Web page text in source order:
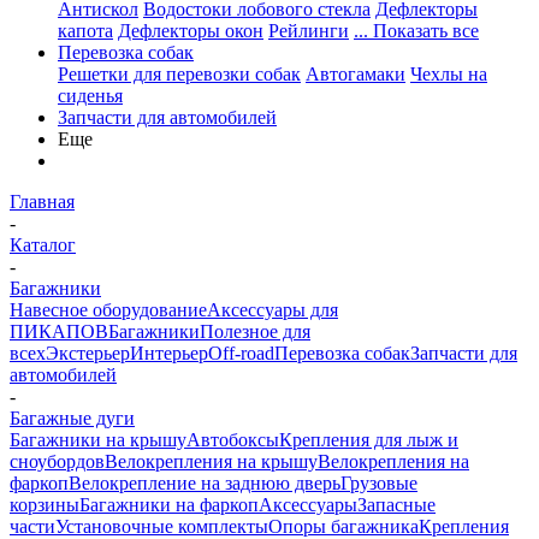
Антискол Водостоки лобового стекла Дефлекторы
капота Дефлекторы окон Рейлинги ... Показать все
Перевозка собак
Решетки для перевозки собак Автогамаки Чехлы на
сиденья
Запчасти для автомобилей
Еще
Главная
-
Каталог
-
Багажники
Навесное оборудованиеАксессуары для
ПИКАПОВБагажникиПолезное для
всехЭкстерьерИнтерьерOff-roadПеревозка собакЗапчасти для
автомобилей
-
Багажные дуги
Багажники на крышуАвтобоксыКрепления для лыж и
сноубордовВелокрепления на крышуВелокрепления на
фаркопВелокрепление на заднюю дверьГрузовые
корзиныБагажники на фаркопАксессуарыЗапасные
частиУстановочные комплектыОпоры багажникаКрепления